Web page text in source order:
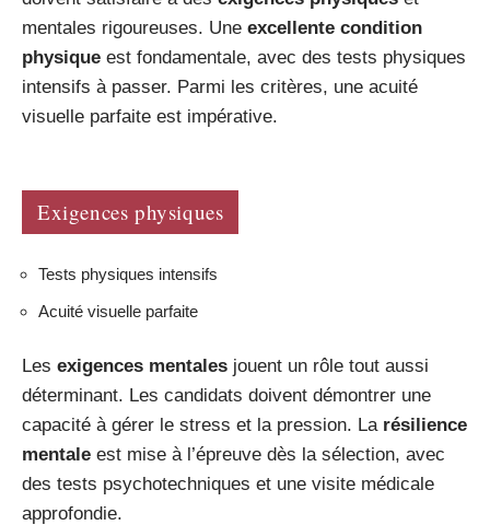
mentales rigoureuses. Une excellente condition
physique est fondamentale, avec des tests physiques
intensifs à passer. Parmi les critères, une acuité
visuelle parfaite est impérative.
Exigences physiques
Tests physiques intensifs
Acuité visuelle parfaite
Les exigences mentales jouent un rôle tout aussi
déterminant. Les candidats doivent démontrer une
capacité à gérer le stress et la pression. La résilience
mentale est mise à l’épreuve dès la sélection, avec
des tests psychotechniques et une visite médicale
approfondie.